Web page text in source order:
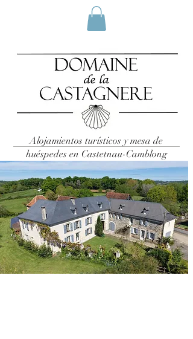
Alojamientos turísticos y mesa de
huéspedes en Castetnau-Camblong